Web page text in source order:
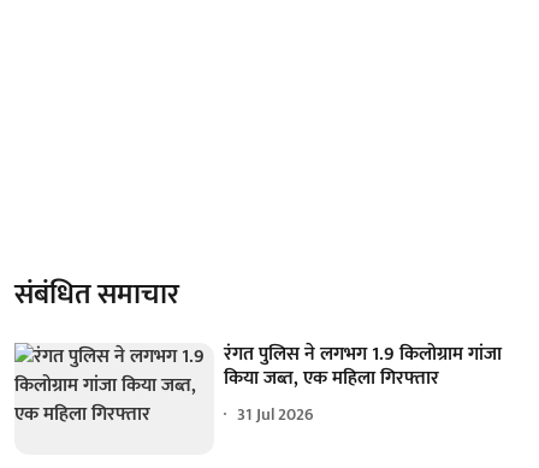
संबंधित समाचार
रंगत पुलिस ने लगभग 1.9 किलोग्राम गांजा
किया जब्त, एक महिला गिरफ्तार
31 Jul 2026